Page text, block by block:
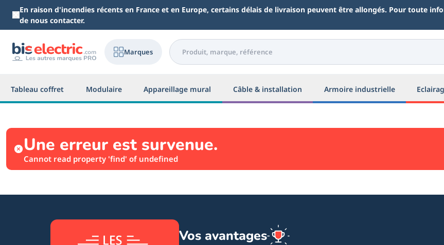
Aller au contenu principal
En raison d'incendies récents en France et en Europe, certains délais de livraison peuvent être allongés. Pour toute
de nous contacter.
Marques
Tableau coffret Modulaire Appareillage mural Câble & installation Armoire industrielle
Une erreur est survenue.
Cannot read property 'find' of undefined
Vos avantages